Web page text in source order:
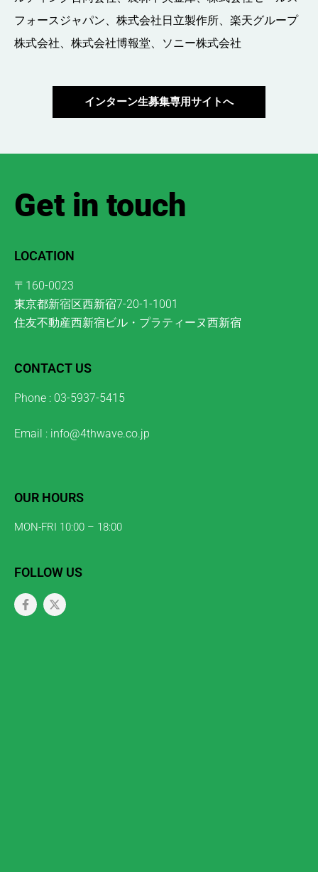
フォースジャパン、 株式会社日立製作所、 楽天グループ
株式会社、 株式会社博報堂、 ソニー株式会社
インターン生募集専用サイトへ
Get in touch
LOCATION
〒160-0023
東京都新宿区西新宿7-20-1-1001
住友不動産西新宿ビル・プラティーヌ西新宿
CONTACT US
Phone : 03-5937-5415
Email : info@4thwave.co.jp
OUR HOURS
MON-FRI 10:00 – 18:00
FOLLOW US